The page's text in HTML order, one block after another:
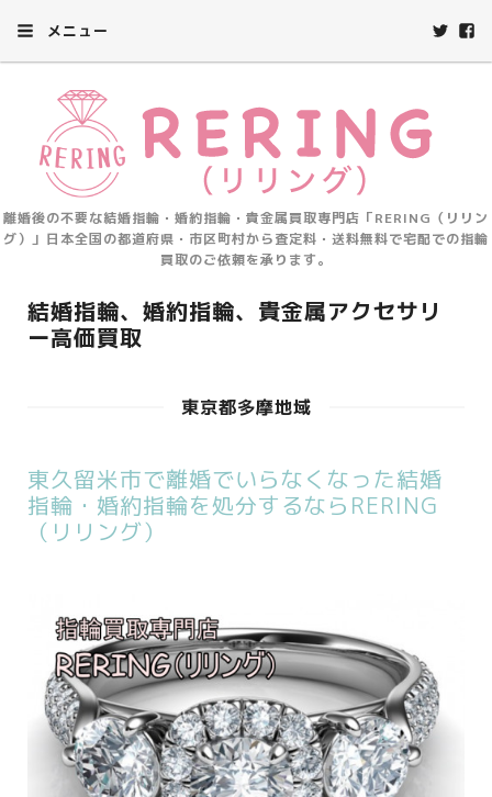
メニュー
離婚後の不要な結婚指輪・婚約指輪・貴金属買取専門店「RERING（リリン
グ）」日本全国の都道府県・市区町村から査定料・送料無料で宅配での指輪
買取のご依頼を承ります。
結婚指輪、婚約指輪、貴金属アクセサリ
ー高価買取
東京都多摩地域
東久留米市で離婚でいらなくなった結婚
指輪・婚約指輪を処分するならRERING
（リリング）